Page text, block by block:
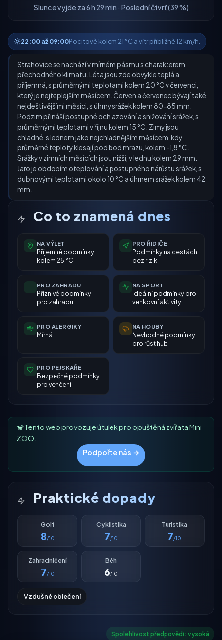
Slunce vyjde za 6 h 29 min · Poslední čtvrť (39 %)
22:00 až 09:00Pocitově kolem 21 °C a vítr přibližně 12 km/h.
Strahovice se nachází v mírném pásmu s charakterem
přechodného klimatu. Léta jsou zde obvykle teplá a
příjemná, s průměrnými teplotami kolem 20 °C v červenci,
který je nejteplejším měsícem. Červen a červenec bývají také
nejdeštivějšími měsíci, s úhrny srážek kolem 80-85 mm.
Podzim přináší postupné ochlazování a snižování srážek, s
průměrnými teplotami v říjnu kolem 15 °C. Zimy jsou
chladné, s lednem jako nejchladnějším měsícem, kdy
průměrné teploty klesají pod bod mrazu, kolem -1,8 °C.
Srážky v zimních měsících jsou nižší, v lednu kolem 29 mm.
Jaro je obdobím oteplování a postupného nárůstu srážek, s
dubnovými teplotami okolo 10 °C a úhrnem srážek kolem 42
mm.
Co to znamená dnes
NA VÝLET
Příjemné podmínky,
kolem 25 °C
PRO ŘIDIČE
Podmínky na cestách
bez rizik
PRO ZAHRADU
Příznivé podmínky
pro zahradu
NA SPORT
Ideální podmínky pro
venkovní aktivity
PRO ALERGIKY
Mírná
NA HOUBY
Nevhodné podmínky
pro růst hub
PRO PEJSKAŘE
Bezpečné podmínky
pro venčení
🐒 Tento web provozuje útulek pro opuštěná zvířata Mini
ZOO.
Podpořte nás →
Praktické dopady
Golf
8/10
Cyklistika
7/10
Turistika
7/10
Zahradničení
7/10
Běh
6/10
Vzdušné oblečení
Spolehlivost předpovědi: vysoká